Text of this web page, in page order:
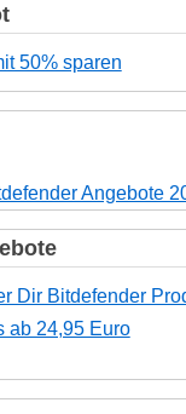
50% sparen
Dir Bitdefender
ab 24,95 Euro